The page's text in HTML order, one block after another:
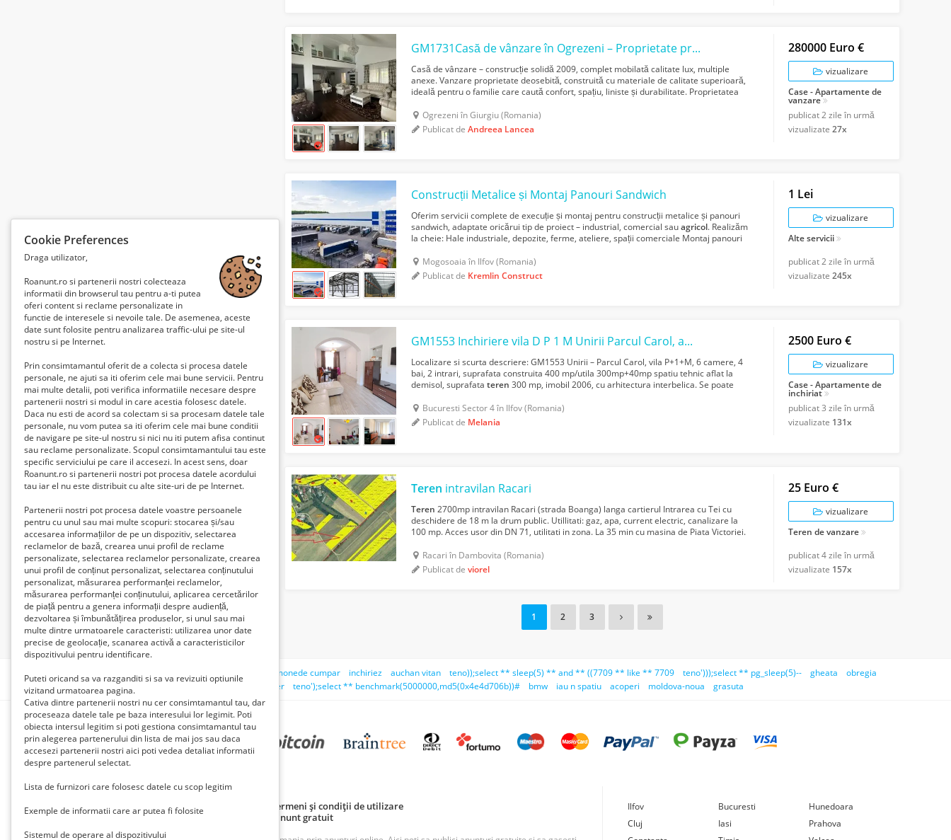
GM1731Casă de vânzare în Ogrezeni – Proprietate premium, mobilată
Casă de vânzare – construcție solidă 2009, complet mobilată calitate lux, multiple
anexe. Vanzare proprietate deosebită, construită cu materiale de calitate superioară,
ideală pentru o familie care caută confort, spațiu, liniste și durabilitate. Proprietatea
Ogrezeni în Giurgiu (Romania)
Publicat deAndreea Lancea
280000 Euro €
vizualizare
Case - Apartamente de
vanzare
publicat2 zile în urmă
vizualizate 27x
Construcții Metalice și Montaj Panouri Sandwich
Oferim servicii complete de execuție și montaj pentru construcții metalice și panouri
sandwich, adaptate oricărui tip de proiect – industrial, comercial sauagricol. Realizăm
la cheie: Hale industriale, depozite, ferme, ateliere, spații comerciale Montaj panouri
Mogosoaia în Ilfov (Romania)
Publicat de Kremlin Construct
1 Lei
vizualizare
Alte servicii
publicat2 zile în urmă
vizualizate 245x
GM1553 Inchiriere vila D P 1 M Unirii Parcul Carol, amenajata
Localizare si scurta descriere: GM1553 Unirii – Parcul Carol, vila P+1+M, 6 camere, 4
bai, 2 intrari, suprafata construita 400 mp/utila 300mp+40mp spatiu tehnic aflat la
demisol, suprafatateren 300 mp, imobil 2006, cu arhitectura interbelica. Se poate
Bucuresti Sector 4 în Ilfov (Romania)
Publicat de Melania
2500 Euro €
vizualizare
Case - Apartamente de
inchiriat
publicat3 zile în urmă
vizualizate 131x
Teren intravilan Racari
Teren 2700mp intravilan Racari (strada Boanga) langa cartierul Intrarea cu Tei cu
deschidere de 18 m la drum public. Utillitati: gaz, apa, current electric, canalizare la
100 mp. Acces usor din DN 71, utilitati in zona. La 35 min cu masina de Piata Victoriei.
Racari în Dambovita (Romania)
Publicat deviorel
25 Euro €
vizualizare
Teren de vanzare
publicat4 zile în urmă
vizualizate 157x
1 2 3
Cookie Preferences
Draga utilizator,
Roanunt.ro si partenerii nostri colecteaza
informatii din browserul tau pentru a-ti putea
oferi content si reclame personalizate in
functie de interesele si nevoile tale. De asemenea, aceste
date sunt folosite pentru analizarea traffic-ului pe site-ul
nostru si pe Internet.
Prin consimtamantul oferit de a colecta si procesa datele
personale, ne ajuti sa iti oferim cele mai bune servicii. Pentru
mai multe detalii, poti verifica informatiile necesare despre
partenerii nostri si modul in care acestia folosesc datele.
Daca nu esti de acord sa colectam si sa procesam datele tale
personale, nu vom putea sa iti oferim cele mai bune conditii
de navigare pe site-ul nostru si nici nu iti putem afisa continut
sau reclame personalizate. Scopul consimtamantului tau este
specific serviciului pe care il accesezi. In acest sens, doar
Roanunt.ro si partenerii nostri pot procesa datele acordului
tau iar el nu este distribuit cu alte site-uri de pe Internet.
Partenerii nostri pot procesa datele voastre persoanele
pentru cu unul sau mai multe scopuri: stocarea și/sau
accesarea informațiilor de pe un dispozitiv, selectarea
reclamelor de bază, crearea unui profil de reclame
personalizate, selectarea reclamelor personalizate, crearea
unui profil de conținut personalizat, selectarea conținutului
personalizat, măsurarea performanței reclamelor,
măsurarea performanței conținutului, aplicarea cercetărilor
de piață pentru a genera informații despre audiență,
dezvoltarea și îmbunătățirea produselor, si unul sau mai
multe dintre urmatoarele caracteristi: utilizarea unor date
precise de geolocație, scanarea activă a caracteristicilor
dispozitivului pentru identificare.
Puteti oricand sa va razganditi si sa va revizuiti optiunile
vizitand urmatoarea pagina.
Cativa dintre partenerii nostri nu cer consimtamantul tau, dar
proceseaza datele tale pe baza interesului lor legimit. Poti
obiecta intersul legitim si poti gestiona consimtamantul tau
prin alegerea partenerului din lista de mai jos sau daca
accesezi partenerii nostri aici poti vedea detaliat informatii
despre partenerul selectat.
Lista de furnizori care folosesc datele cu scop legitim
Exemple de informatii care ar putea fi folosite
Sistemul de operare al dispozitivului
Căutări recente: teren agricol mas west highland monede cumpar inchiriez auchan vitan teno));select ** sleep(5) ** and ** ((7709 ** like ** 7709 teno')));select ** pg_sleep(5)-- gheata
obregia
tiguan
mobila dormitor caut loc de munca sofer teno');select ** benchmark(5000000,md5(0x4e4d706b))# bmw iau n spatiu acoperi moldova-noua grasuta
PARTENERII NOȘTRI
Politică de confidențialitate Politica cookie
Termeni și condiții de utilizare
Principii de publicare anunț gratuit
Cum adaug anunt gratuit
Ilfov Bucuresti
Hunedoara
Cluj
Iasi
Prahova